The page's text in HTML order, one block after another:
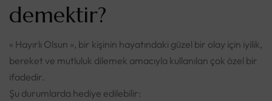
demektir?
« Hayırlı Olsun », bir kişinin hayatındaki güzel bir olay için iyilik,
bereket ve mutluluk dilemek amacıyla kullanılan çok özel bir
ifadedir.
Şu durumlarda hediye edilebilir: